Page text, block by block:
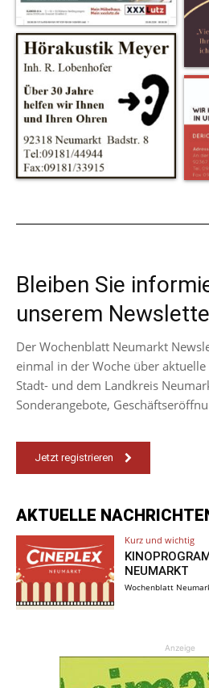
Bleiben Sie
unserem
Der Wochenblatt Neumarkt
einmal in der Woche über
Stadt- und dem Landkreis
Sonderangebote,
Jetzt registrieren
AKTUELLE
Kurz und wichtig
NEUMARKT
Wochenblatt
Anzeige